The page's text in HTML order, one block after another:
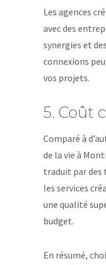
Les agences
avec des
synergies et
connexions
vos projets.
5. Coût
Comparé à
de la vie à
traduit par
les services
une qualité
budget.
En résumé,